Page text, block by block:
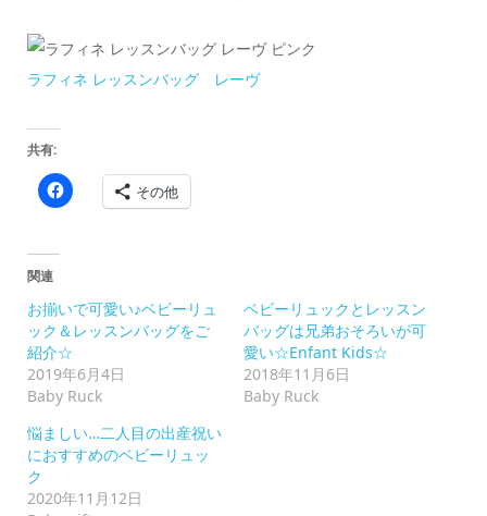
ラフィネ レッスンバッグ レーヴ
共有:
Facebook
で
リ
ッ
ク
し
て
く
だ
い
(新
し
い
ィ
その他
関連
お揃いで可愛い♪ベビーリュ
ック＆レッスンバッグをご
紹介☆
2019年6月4日
Baby Ruck
ベビーリュックとレッスン
バッグは兄弟おそろいが可
愛い☆Enfant Kids☆
2018年11月6日
Baby Ruck
悩ましい…二人目の出産祝い
におすすめのベビーリュッ
ク
2020年11月12日